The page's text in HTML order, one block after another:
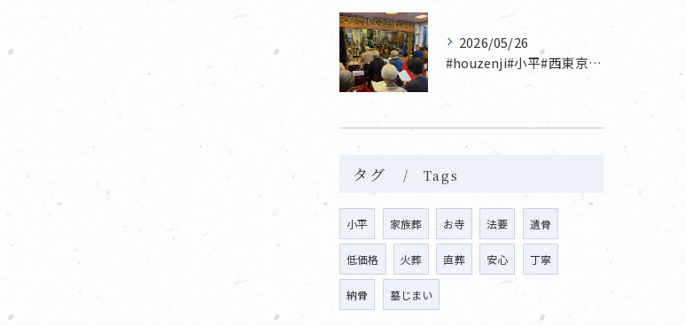
2026/05/26
#houzenji#小平#西東京市#東村山#立川市国分寺市寺...
タグ Tags
小平 家族葬 お寺 法要 遺骨
低価格 火葬 直葬 安心 丁寧
納骨 墓じまい